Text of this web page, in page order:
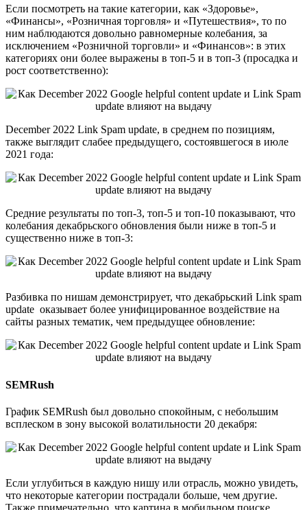
Если посмотреть на такие категории, как «Здоровье»,
«Финансы», «Розничная торговля» и «Путешествия», то по
ним наблюдаются довольно равномерные колебания, за
исключением «Розничной торговли» и «Финансов»: в этих
категориях они более выражены в топ-5 и в топ-3 (просадка и
рост соответственно):
December 2022 Link Spam update, в среднем по позициям,
также выглядит слабее предыдущего, состоявшегося в июле
2021 года:
Средние результаты по топ-3, топ-5 и топ-10 показывают, что
колебания декабрьского обновления были ниже в топ-5 и
существенно ниже в топ-3:
Разбивка по нишам демонстрирует, что декабрьский Link spam
update оказывает более унифицированное воздействие на
сайты разных тематик, чем предыдущее обновление:
SEMRush
График SEMRush был довольно спокойным, с небольшим
всплеском в зону высокой волатильности 20 декабря:
Если углубиться в каждую нишу или отрасль, можно увидеть,
что некоторые категории пострадали больше, чем другие.
Также примечательно, что картина в мобильном поиске